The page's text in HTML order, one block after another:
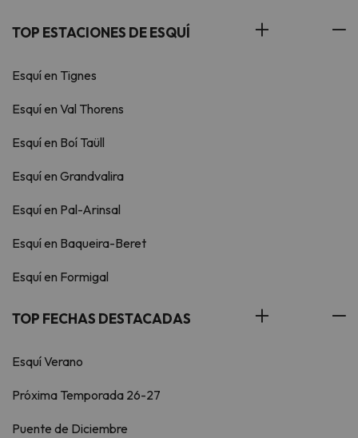
TOP ESTACIONES DE ESQUÍ
Esquí en Tignes
Esquí en Val Thorens
Esquí en Boí Taüll
Esquí en Grandvalira
Esquí en Pal-Arinsal
Esquí en Baqueira-Beret
Esquí en Formigal
TOP FECHAS DESTACADAS
Esquí Verano
Próxima Temporada 26-27
Puente de Diciembre